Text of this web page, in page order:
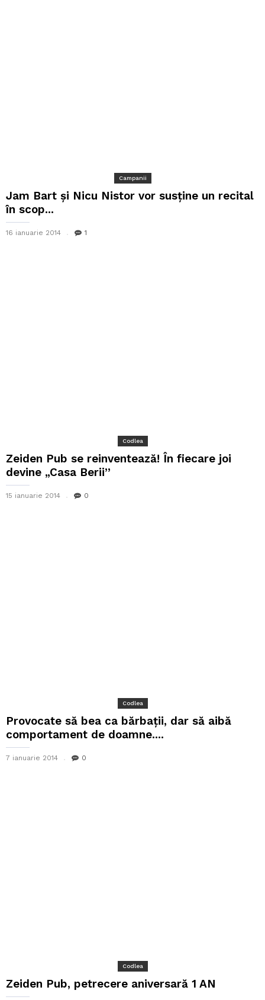
Campanii
Jam Bart și Nicu Nistor vor susține un recital
în scop...
16 ianuarie 2014 1
Codlea
Zeiden Pub se reinventează! În fiecare joi
devine „Casa Berii”
15 ianuarie 2014 0
Codlea
Provocate să bea ca bărbații, dar să aibă
comportament de doamne....
7 ianuarie 2014 0
Codlea
Zeiden Pub, petrecere aniversară 1 AN